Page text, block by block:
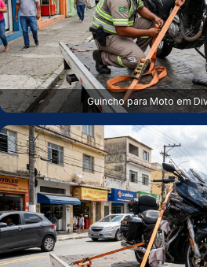
Guincho para Moto em